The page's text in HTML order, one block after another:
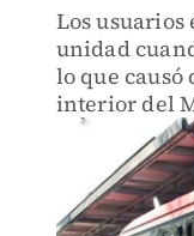
Los
unidad
lo que causó
interior del